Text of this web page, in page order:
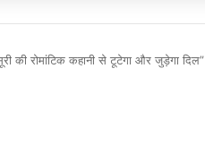
की रोमांटिक कहानी से टूटेगा और जुड़ेगा दिल”